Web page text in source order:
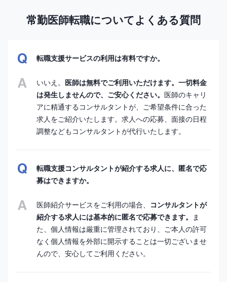
常勤医師転職についてよくある質問
転職支援サービスの利用は有料ですか。
いいえ。 医師は無料でご利用いただけます。一切料金
は発生しませんので、ご安心ください。 医師のキャリ
アに精通するコンサルタントが、ご希望条件に合った
求人をご紹介いたします。求人への応募、面接の日程
調整などもコンサルタントが代行いたします。
転職支援コンサルタントが紹介する求人に、匿名で応
募はできますか。
医師紹介サービスをご利用の場合、
コンサルタントが
紹介する求人には基本的に匿名で応募できます。 ま
た、個人情報は厳重に管理されており、ご本人の許可
なく個人情報を外部に開示することは一切ございませ
んので、安心してご利用ください。